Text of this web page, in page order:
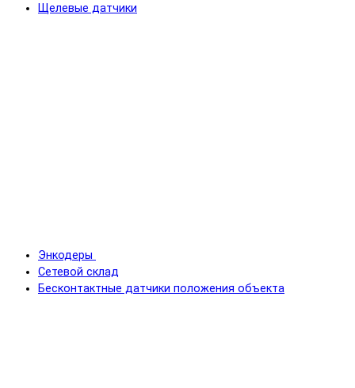
Щелевые датчики
Энкодеры
Сетевой склад
Бесконтактные датчики положения объекта